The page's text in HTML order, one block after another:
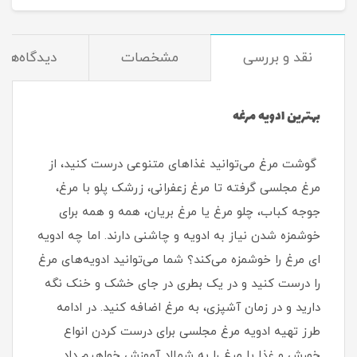
نقد و بررسی مشخصات دیدگاه‌ها
بهترین ادویه مرغه
گوشت مرغ می‌توانید غذاهای متنوعی درست کنید، از
مرغ مجلسی گرفته تا مرغ زعفرانی، زرشک پلو با مرغ،
جوجه کباب، چلو مرغ یا مرغ بریان، همه و همه برای
خوشمزه شدن نیاز به ادویه و چاشنی دارند. اما چه ادویه
ای مرغ را خوشمزه می‌کند؟ شما می‌توانید ادویه‌های مرغ
را درست کنید و در یک بطری در جای خشک و خنک نگه
دارید و در زمان آشپزی، به مرغ اضافه کنید. در ادامه
طرز تهیه ادویه مرغ مجلسی برای درست کردن انواع